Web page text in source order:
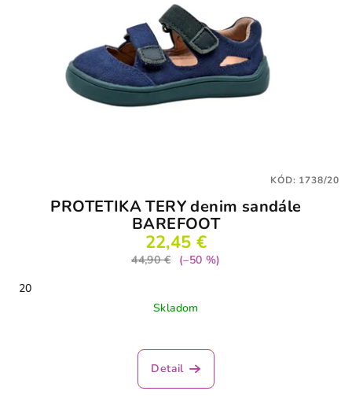
PROTETIKA TERY denim sandále
BAREFOOT
22,45 €
44,90 €
(–50 %)
20
Skladom
Detail
KÓD: 1738/20